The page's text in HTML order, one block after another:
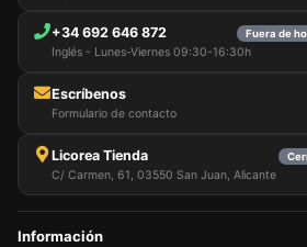
+34 692 646 872 Fuera de
Inglés - Lunes-Viernes 09:30-16:30h
Escríbenos
Formulario de contacto
Licorea Tienda
C/ Carmen, 61, 03550 San Juan, Alicante
Información